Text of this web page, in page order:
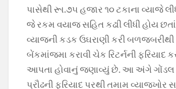
પાસેથી રૂા.૭૫ હજાર ૧૦ ટકાના વ્યાજે
જે રકમ વયાજ સહિત કઢાી લીધી હોય છતાં
વ્યાજની કડક ઉઘરાણી કરી બળજબરીથી
બેંકમાંજમા કરાવી ચેક રિટર્નની ફરિયાદ
આપતા હોવાનું જણાવ્યું છે. આ અંગે ગોંડલ
પ્રૌઢની ફરિયાદ પરથી તમામ વ્યાજખોર